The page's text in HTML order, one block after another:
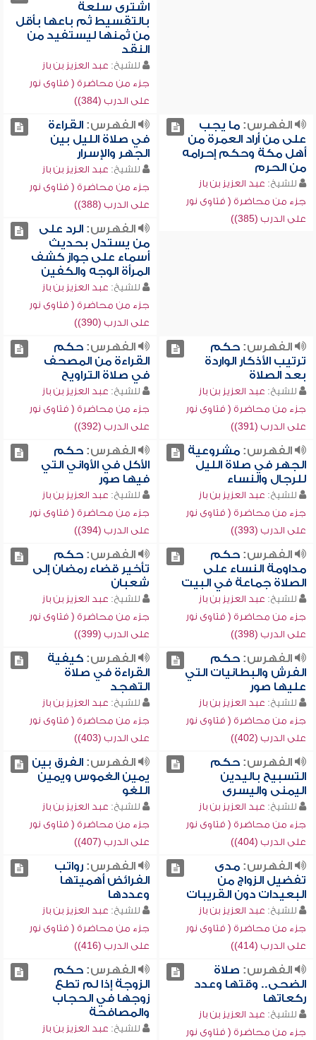
اشترى سلعة
بالتقسيط ثم باعها بأقل
من ثمنها ليستفيد من
النقد
للشيخ: عبد العزيز بن باز
جزء من محاضرة ( فتاوى نور
على الدرب (384))
الفهرس:ما يجب
على من أراد العمرة من
أهل مكة وحكم إحرامه
من الحرم
للشيخ: عبد العزيز بن باز
جزء من محاضرة ( فتاوى نور
على الدرب (385))
الفهرس:القراءة
في صلاة الليل بين
الجهر والإسرار
للشيخ: عبد العزيز بن باز
جزء من محاضرة ( فتاوى نور
على الدرب (388))
الفهرس:الرد على
من يستدل بحديث
أسماء على جواز كشف
المرأة الوجه والكفين
للشيخ: عبد العزيز بن باز
جزء من محاضرة ( فتاوى نور
على الدرب (390))
الفهرس:حكم
ترتيب الأذكار الواردة
بعد الصلاة
للشيخ: عبد العزيز بن باز
جزء من محاضرة ( فتاوى نور
على الدرب (391))
الفهرس:حكم
القراءة من المصحف
في صلاة التراويح
للشيخ: عبد العزيز بن باز
جزء من محاضرة ( فتاوى نور
على الدرب (392))
الفهرس:مشروعية
الجهر في صلاة الليل
للرجال والنساء
للشيخ: عبد العزيز بن باز
جزء من محاضرة ( فتاوى نور
على الدرب (393))
الفهرس:حكم
الأكل في الأواني التي
فيها صور
للشيخ: عبد العزيز بن باز
جزء من محاضرة ( فتاوى نور
على الدرب (394))
الفهرس:حكم
مداومة النساء على
الصلاة جماعة في البيت
للشيخ: عبد العزيز بن باز
جزء من محاضرة ( فتاوى نور
على الدرب (398))
الفهرس:حكم
تأخير قضاء رمضان إلى
شعبان
للشيخ: عبد العزيز بن باز
جزء من محاضرة ( فتاوى نور
على الدرب (399))
الفهرس:حكم
الفرش والبطانيات التي
عليها صور
للشيخ: عبد العزيز بن باز
جزء من محاضرة ( فتاوى نور
على الدرب (402))
الفهرس:كيفية
القراءة في صلاة
التهجد
للشيخ: عبد العزيز بن باز
جزء من محاضرة ( فتاوى نور
على الدرب (403))
الفهرس:حكم
التسبيح باليدين
اليمنى واليسرى
للشيخ: عبد العزيز بن باز
جزء من محاضرة ( فتاوى نور
على الدرب (404))
الفهرس:الفرق بين
يمين الغموس ويمين
اللغو
للشيخ: عبد العزيز بن باز
جزء من محاضرة ( فتاوى نور
على الدرب (407))
الفهرس:مدى
تفضيل الزواج من
البعيدات دون القريبات
للشيخ: عبد العزيز بن باز
جزء من محاضرة ( فتاوى نور
على الدرب (414))
الفهرس:رواتب
الفرائض أهميتها
وعددها
للشيخ: عبد العزيز بن باز
جزء من محاضرة ( فتاوى نور
على الدرب (416))
الفهرس: صلاة
الضحى.. وقتها وعدد
ركعاتها
للشيخ: عبد العزيز بن باز
جزء من محاضرة ( فتاوى نور
الفهرس:حكم
الزوجة إذا لم تطع
زوجها في الحجاب
والمصافحة
للشيخ: عبد العزيز بن باز